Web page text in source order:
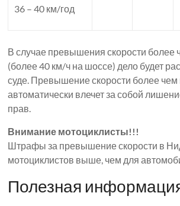
36 – 40 км/год
В случае превышения скорости более
(более 40 км/ч на шоссе) дело будет
суде. Превышение скорости более чем
автоматически влечет за собой
прав.
Внимание мотоциклисты!!!
Штрафы за превышение скорости в
мотоциклистов выше, чем для
Полезная